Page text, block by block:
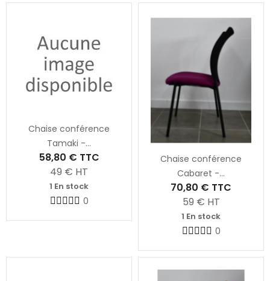
Chaise conférence
Tamaki -...
58,80 € TTC
49 € HT
1 En stock
0
Chaise conférence
Cabaret -...
70,80 € TTC
59 € HT
1 En stock
0